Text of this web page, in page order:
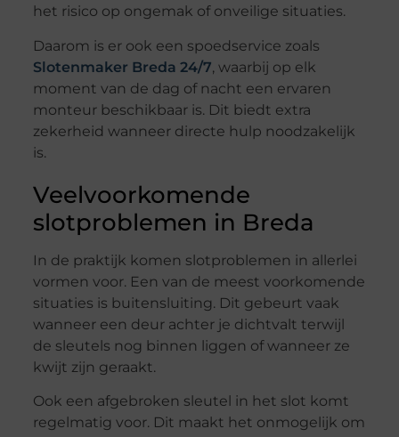
het risico op ongemak of onveilige situaties.
Daarom is er ook een spoedservice zoals
Slotenmaker Breda 24/7, waarbij op elk
moment van de dag of nacht een ervaren
monteur beschikbaar is. Dit biedt extra
zekerheid wanneer directe hulp noodzakelijk
is.
Veelvoorkomende
slotproblemen in Breda
In de praktijk komen slotproblemen in allerlei
vormen voor. Een van de meest voorkomende
situaties is buitensluiting. Dit gebeurt vaak
wanneer een deur achter je dichtvalt terwijl
de sleutels nog binnen liggen of wanneer ze
kwijt zijn geraakt.
Ook een afgebroken sleutel in het slot komt
regelmatig voor. Dit maakt het onmogelijk om